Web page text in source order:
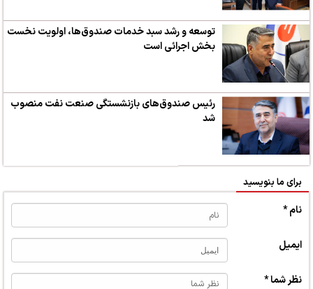
توسعه و رشد سبد خدمات صندوق‌ها، اولویت نخست
بخش اجرائی است
رئیس صندوق‌های بازنشستگی صنعت نفت منصوب
شد
برای ما بنویسید
نام *
ایمیل
نظر شما *